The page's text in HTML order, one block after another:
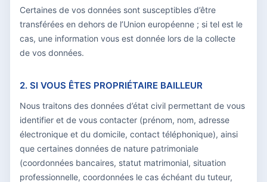
Certaines de vos données sont susceptibles d’être
transférées en dehors de l’Union européenne ; si tel est le
cas, une information vous est donnée lors de la collecte
de vos données.
2. SI VOUS ÊTES PROPRIÉTAIRE BAILLEUR
Nous traitons des données d’état civil permettant de vous
identifier et de vous contacter (prénom, nom, adresse
électronique et du domicile, contact téléphonique), ainsi
que certaines données de nature patrimoniale
(coordonnées bancaires, statut matrimonial, situation
professionnelle, coordonnées le cas échéant du tuteur,